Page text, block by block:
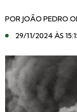
POR JOÃO PEDRO
29/11/2024 ÀS